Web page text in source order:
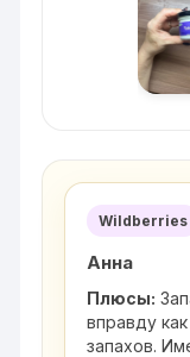
Wildberries
Анна
Плюсы:
вправду
запахов.